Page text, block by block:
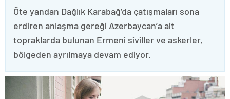
Öte yandan Dağlık Karabağ’da çatışmaları sona
erdiren anlaşma gereği Azerbaycan’a ait
topraklarda bulunan Ermeni siviller ve askerler,
bölgeden ayrılmaya devam ediyor.